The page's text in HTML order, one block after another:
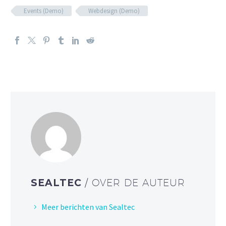
Events (Demo) Webdesign (Demo)
SEALTEC / OVER DE AUTEUR
Meer berichten van Sealtec